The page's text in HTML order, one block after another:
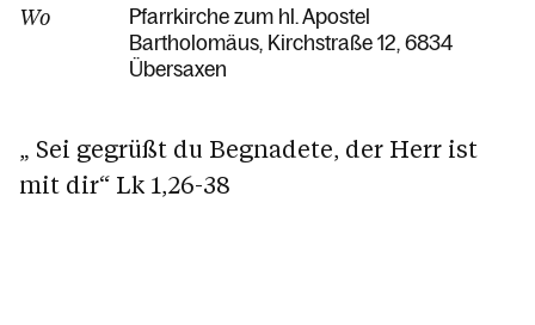
Wo
Pfarrkirche zum hl. Apostel
Bartholomäus Kirchstraße 12 6834
Übersaxen
„ Sei gegrüßt du Begnadete, der Herr ist
mit dir“ Lk 1,26-38